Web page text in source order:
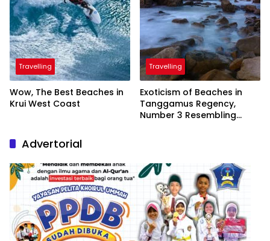
Travelling
Wow, The Best Beaches in
Krui West Coast
Travelling
Exoticism of Beaches in
Tanggamus Regency,
Number 3 Resembling
Advertorial